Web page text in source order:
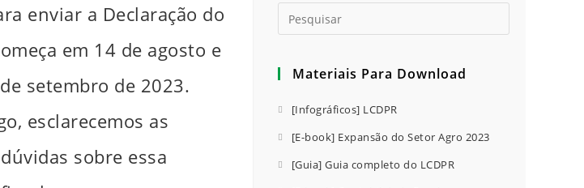
enviar a Declaração do
em 14 de agosto e
setembro de 2023.
esclarecemos as
sobre essa
Materiais Para Download
[Infográficos] LCDPR
[E-book] Expansão do Setor Agro 2023
[Guia] Guia completo do LCDPR